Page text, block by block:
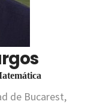
de Bucarest,